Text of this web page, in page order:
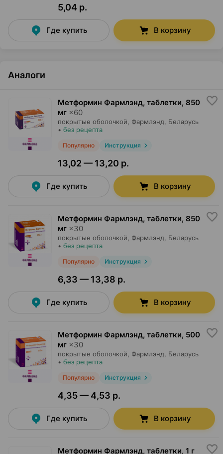
5,04 р.
Где купить В корзину
Аналоги
Метформин Фармлэнд, таблетки, 850
мг ×60
покрытые оболочкой, Фармлэнд , Беларусь
• без рецепта
Популярно Инструкция
13,02 — 13,20 р.
Где купить В корзину
Метформин Фармлэнд, таблетки, 850
мг ×30
покрытые оболочкой, Фармлэнд , Беларусь
• без рецепта
Популярно Инструкция
6,33 — 13,38 р.
Где купить В корзину
Метформин Фармлэнд, таблетки, 500
мг ×30
покрытые оболочкой, Фармлэнд , Беларусь
• без рецепта
Популярно Инструкция
4,35 — 4,53 р.
Где купить В корзину
Метформин Фармлэнд, таблетки, 1 г